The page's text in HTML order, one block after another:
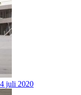
juli 2020